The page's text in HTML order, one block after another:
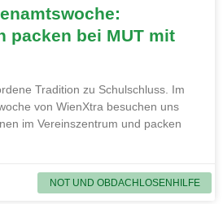
NOT UND OBDACHLOSENHILFE
packen bei MUT mit
Tradition zu Schulschluss. Im
von WienXtra besuchen uns
im Vereinszentrum und packen